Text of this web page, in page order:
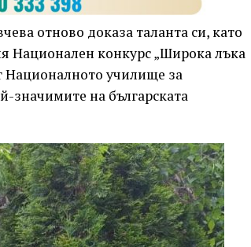
отново доказа таланта си, като
Национален конкурс „Широка лъка
Националното училище за
значимите на българската